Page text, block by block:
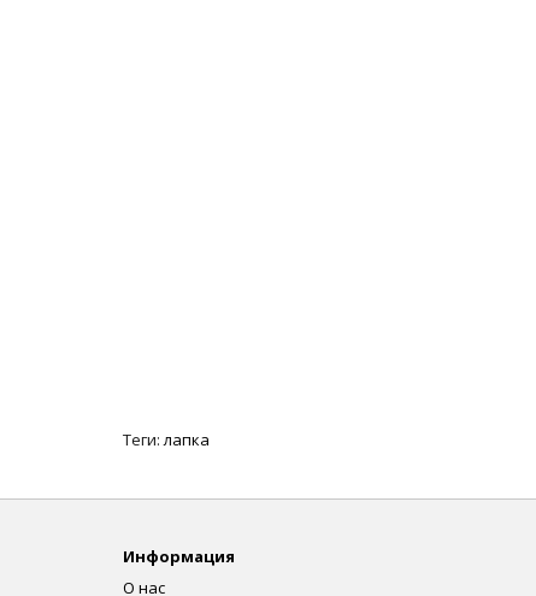
Теги: лапка
Информация
О нас